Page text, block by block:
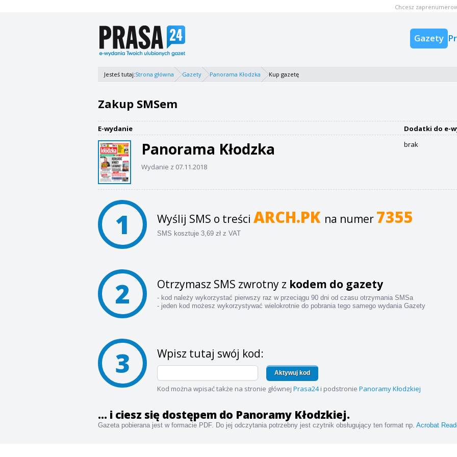
Gazety
Chcesz
Jesteś tutaj:Strona główna Gazety Panorama Kłodzka Kup gazetę
Zakup SMSem
E-wydanie
Panorama Kłodzka
Wydanie z 07.11.2018
Dodatki do e-
brak
1 Wyślij SMS o treści ARCH.PK na numer 7355
SMS kosztuje 3,69 zł z VAT
2 Otrzymasz SMS zwrotny z kodem do gazety
- kod należy wykorzystać pierwszy raz w przeciągu 90 dni od czasu otrzymania SMSa
- jeden kod możesz wykorzystywać wielokrotnie do pobrania tego samego wydania Gazety
3 Wpisz tutaj swój kod:
Aktywuj kod
Kod można wpisać także na stronie głównej Prasa24i podstronie Panoramy Kłodzkiej
... i ciesz się dostępem do Panoramy Kłodzkiej.
Gazeta pobierana jest w formacie PDF. Do jej odczytania potrzebny jest czytnik obsługujący ten format np. Acrobat